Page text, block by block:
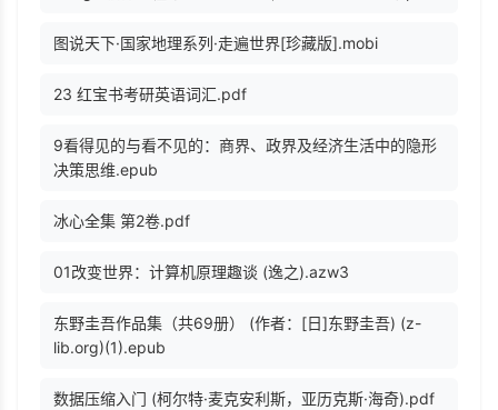
图说天下·国家地理系列·走遍世界[珍藏版].mobi
23 红宝书考研英语词汇.pdf
9看得见的与看不见的：商界、政界及经济生活中的隐形
决策思维.epub
冰心全集 第2卷.pdf
01改变世界：计算机原理趣谈 (逸之).azw3
东野圭吾作品集（共69册） (作者：[日]东野圭吾) (z-
lib.org)(1).epub
数据压缩入门 (柯尔特·麦克安利斯，亚历克斯·海奇).pdf